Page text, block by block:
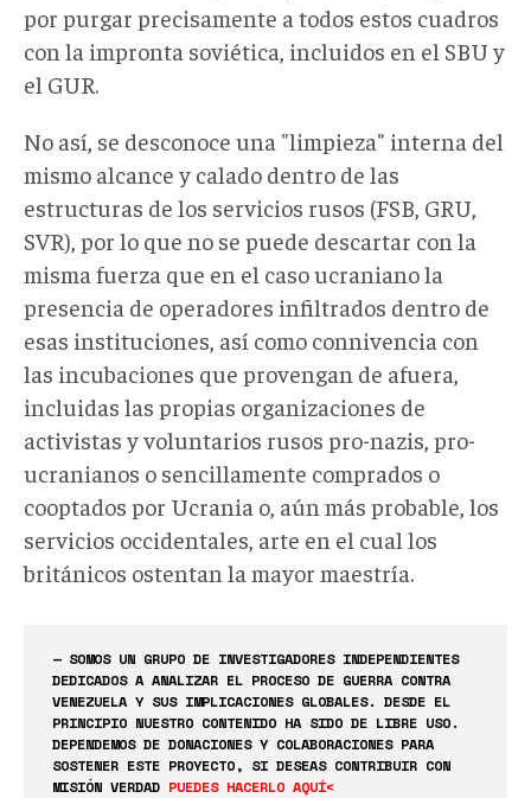
por purgar precisamente a todos estos cuadros
con la impronta soviética, incluidos en el SBU y
el GUR.
No así, se desconoce una "limpieza" interna del
mismo alcance y calado dentro de las
estructuras de los servicios rusos (FSB, GRU,
SVR), por lo que no se puede descartar con la
misma fuerza que en el caso ucraniano la
presencia de operadores infiltrados dentro de
esas instituciones, así como connivencia con
las incubaciones que provengan de afuera,
incluidas las propias organizaciones de
activistas y voluntarios rusos pro-nazis, pro-
ucranianos o sencillamente comprados o
cooptados por Ucrania o, aún más probable, los
servicios occidentales, arte en el cual los
británicos ostentan la mayor maestría.
— SOMOS UN GRUPO DE INVESTIGADORES INDEPENDIENTES
DEDICADOS A ANALIZAR EL PROCESO DE GUERRA CONTRA
VENEZUELA Y SUS IMPLICACIONES GLOBALES. DESDE EL
PRINCIPIO NUESTRO CONTENIDO HA SIDO DE LIBRE USO.
DEPENDEMOS DE DONACIONES Y COLABORACIONES PARA
SOSTENER ESTE PROYECTO, SI DESEAS CONTRIBUIR CON
MISIÓN VERDAD PUEDES HACERLO AQUÍ<